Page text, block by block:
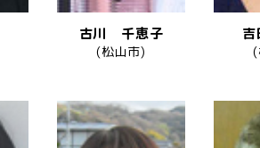
古川 千恵子
(松山市) (